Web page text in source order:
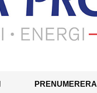
PRENUMERERA